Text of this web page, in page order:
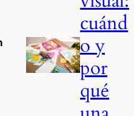
cuánd
o y
por
qué